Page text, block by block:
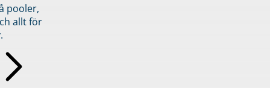
pooler,
allt för